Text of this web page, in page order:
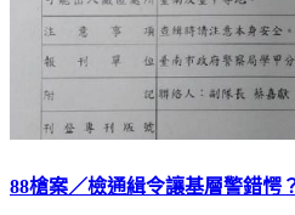
88槍案／檢通緝令讓基層警錯